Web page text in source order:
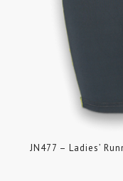
JN477 – Ladies’